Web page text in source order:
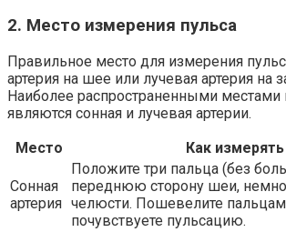
2. Место измерения пульса
Правильное место для измерения
артерия на шее или лучевая артерия на
Наиболее распространенными местами
являются сонная и лучевая артерии.
Место
Как измерять
Сонная
артерия
Положите три пальца (без
переднюю сторону шеи,
челюсти. Пошевелите
почувствуете пульсацию.